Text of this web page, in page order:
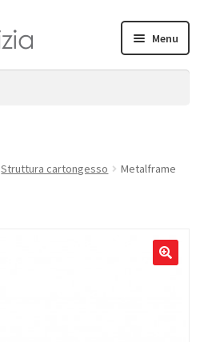
Menu
child
Struttura cartongesso
Metalframe